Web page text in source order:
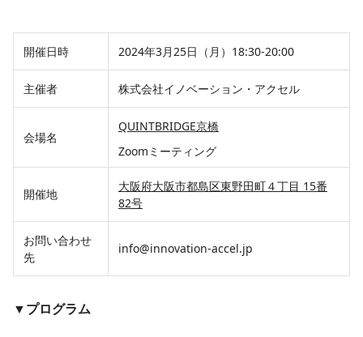
開催日時 2024年3月25日（月）18:30-20:00
主催者 株式会社イノベーション・アクセル
会場名
QUINTBRIDGE京橋
Zoomミーティング
開催地
大阪府大阪市都島区東野田町４丁目 15番
82号
お問い合わせ
先
info@innovation-accel.jp
▼プログラム